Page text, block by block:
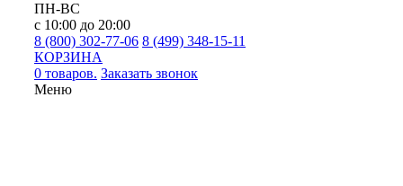
ПН-ВС
с 10:00 до 20:00
8 (800) 302-77-06 8 (499) 348-15-11
КОРЗИНА
0 товаров. Заказать звонок
Меню